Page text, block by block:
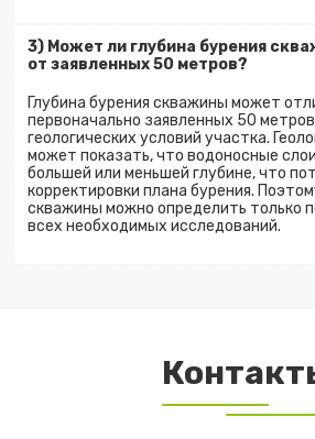
3) Может ли глубина бурения
от заявленных 50 метров?
Глубина бурения скважины может
первоначально заявленных 50
геологических условий участка.
может показать, что водоносные
большей или меньшей глубине, что
корректировки плана бурения.
скважины можно определить только
всех необходимых исследований.